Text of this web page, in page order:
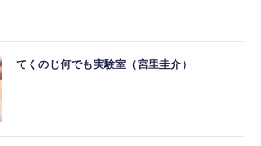
てくのじ何でも実験室（宮里圭介）